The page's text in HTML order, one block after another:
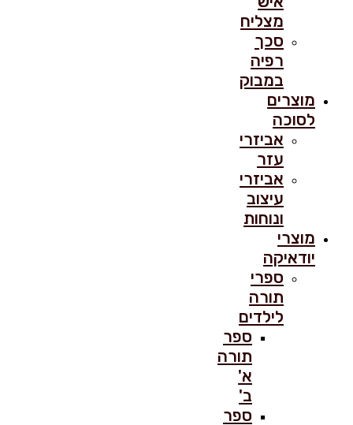
מצליח
סכך
רפיה
במבוק
מוצרים
לסוכה
אביזרי
עזר
אביזרי
עיצוב
ונוחות
מוצרי
יודאיקה
ספרי
תורה
לילדים
ספר
תורה
א'
ב'
ספר